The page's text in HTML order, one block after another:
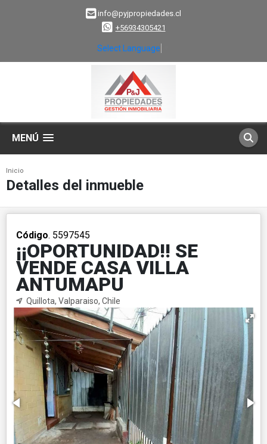
info@pyjpropiedades.cl
+56934305421
Select Language
MENÚ
Inicio
Detalles del inmueble
Código. 5597545
¡¡OPORTUNIDAD!! SE
VENDE CASA VILLA
ANTUMAPU
Quillota, Valparaiso, Chile